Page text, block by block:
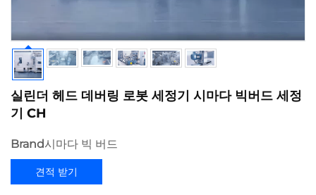
실린더 헤드 데버링 로봇 세정기 시마다 빅버드 세정
기 CH
Brand시마다 빅 버드
견적 받기